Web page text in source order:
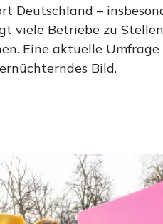
Deutschland –
viele Betriebe zu
Eine aktuelle
Bild.